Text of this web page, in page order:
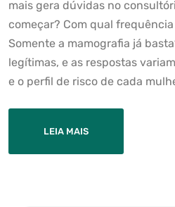
mais gera dúvidas no
começar? Com qual
Somente a mamografia já
legítimas, e as respostas
e o perfil de risco de cada
LEIA MAIS